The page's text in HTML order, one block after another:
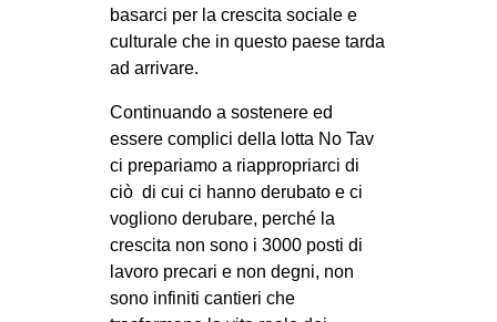
basarci per la crescita sociale e
culturale che in questo paese tarda
ad arrivare.
Continuando a sostenere ed
essere complici della lotta No Tav
ci prepariamo a riappropriarci di
ciò di cui ci hanno derubato e ci
vogliono derubare, perché la
crescita non sono i 3000 posti di
lavoro precari e non degni, non
sono infiniti cantieri che